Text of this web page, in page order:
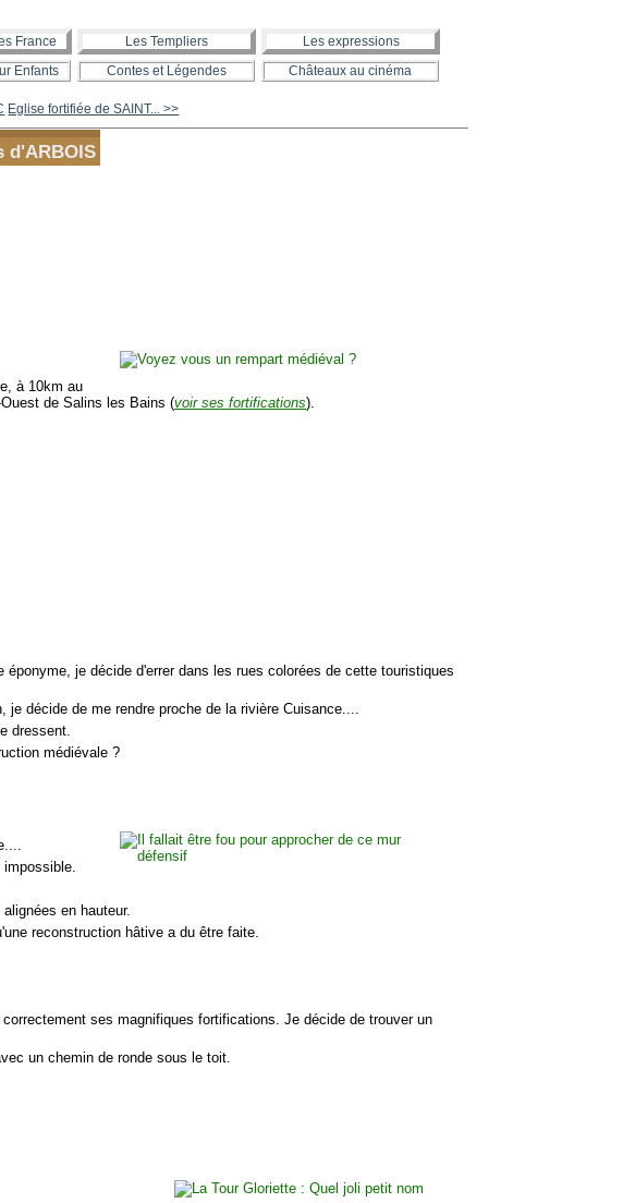
France Les Templiers
Les expressions
Enfants Contes et Légendes Châteaux au cinéma
Eglise fortifiée de SAINT... >>
d'ARBOIS
à 10km au
de Salins les Bains (voir ses fortifications).
je décide d'errer dans les rues colorées de cette touristiques
décide de me rendre proche de la rivière Cuisance....
dressent.
médiévale ?
en hauteur.
reconstruction hâtive a du être faite.
ses magnifiques fortifications. Je décide de trouver un
un chemin de ronde sous le toit.